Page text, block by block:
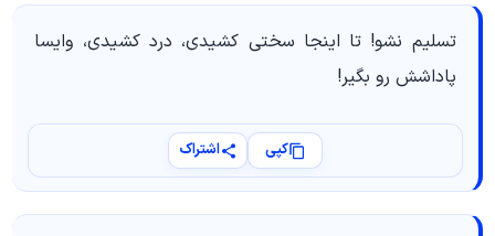
تسلیم نشو! تا اینجا سختی کشیدی، درد کشیدی، وایسا
پاداشش رو بگیر!
کپی اشتراک